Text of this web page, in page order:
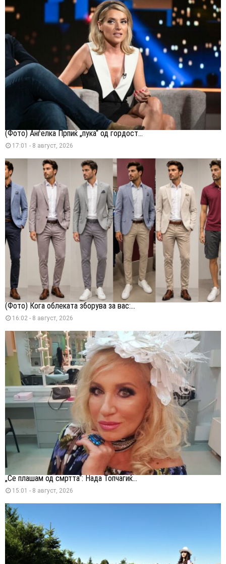
(Фото) Анѓелка Прпиќ „пука“ од гордост...
17:01 - 8 август, 2026
(Фото) Кога облеката зборува за вас:...
16:02 - 8 август, 2026
„Се плашам од смртта“: Нада Топчагиќ...
15:01 - 8 август, 2026